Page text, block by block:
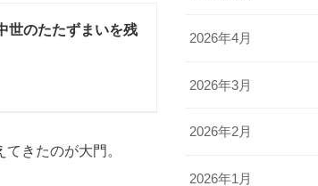
のたたずまいを残
きたのが大門。
2026年4月
2026年3月
2026年2月
2026年1月